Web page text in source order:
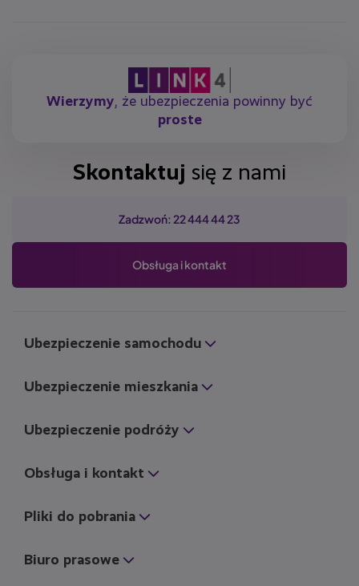
Wierzymy, że ubezpieczenia powinny być
proste
Skontaktuj się z nami
Zadzwoń: 22 444 44 23
Obsługa i kontakt
Ubezpieczenie samochodu
Ubezpieczenie mieszkania
Ubezpieczenie podróży
Obsługa i kontakt
Pliki do pobrania
Biuro prasowe